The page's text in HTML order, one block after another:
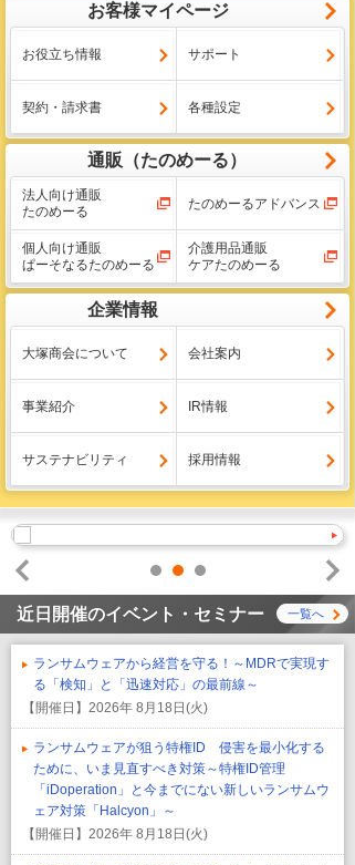
お客様マイページ
お役立ち情報 サポート
契約・請求書 各種設定
通販（たのめーる）
法人向け通販
たのめーる
たのめーるアドバンス
個人向け通販
ぱーそなるたのめーる
介護用品通販
ケアたのめーる
企業情報
大塚商会について 会社案内
事業紹介 IR情報
サステナビリティ 採用情報
1 2
3
Prev
Next
近日開催のイベント・セミナー 一覧へ
ランサムウェアから経営を守る！～MDRで実現す
る「検知」と「迅速対応」の最前線～
【開催日】 2026年 8月18日(火)
ランサムウェアが狙う特権ID 侵害を最小化する
ために、いま見直すべき対策～特権ID管理
「iDoperation」と今までにない新しいランサムウ
ェア対策「Halcyon」～
【開催日】 2026年 8月18日(火)